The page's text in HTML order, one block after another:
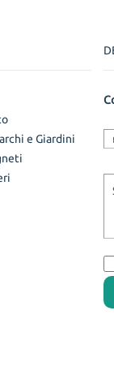
e Giardini